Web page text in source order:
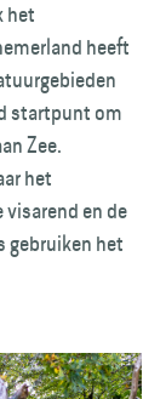
het
heeft
startpunt om
Zee.
het
visarend en de
gebruiken het